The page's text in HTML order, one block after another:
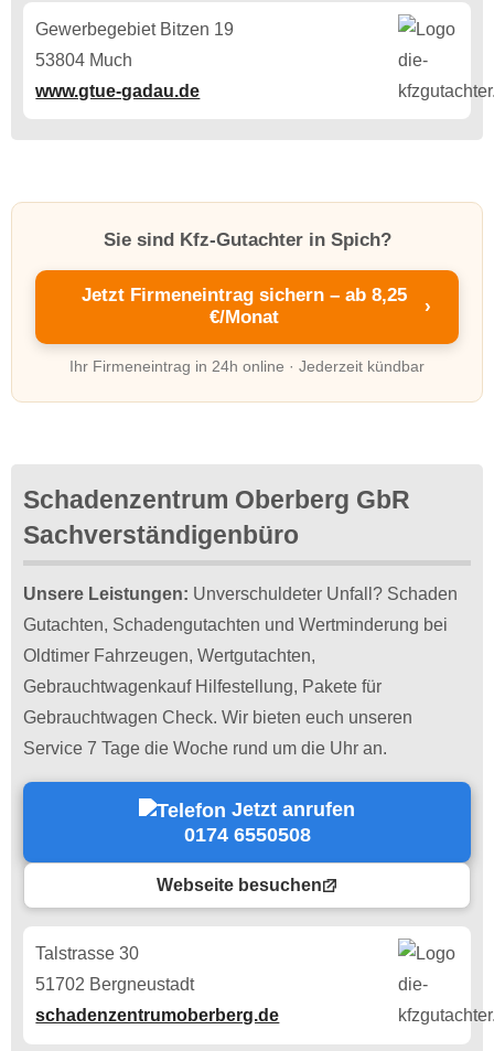
Gewerbegebiet Bitzen 19
53804 Much
www.gtue-gadau.de
Sie sind Kfz-Gutachter in Spich?
Jetzt Firmeneintrag sichern – ab 8,25
€/Monat
›
Ihr Firmeneintrag in 24h online · Jederzeit kündbar
Schadenzentrum Oberberg GbR
Sachverständigenbüro
Unsere Leistungen: Unverschuldeter Unfall? Schaden
Gutachten, Schadengutachten und Wertminderung bei
Oldtimer Fahrzeugen, Wertgutachten,
Gebrauchtwagenkauf Hilfestellung, Pakete für
Gebrauchtwagen Check. Wir bieten euch unseren
Service 7 Tage die Woche rund um die Uhr an.
Jetzt anrufen
0174 6550508
Webseite besuchen
Talstrasse 30
51702 Bergneustadt
schadenzentrumoberberg.de